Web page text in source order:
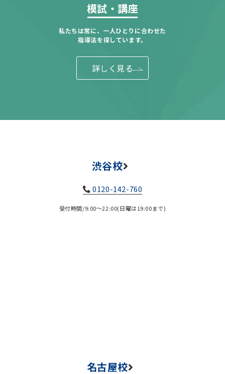
模試・講座
私たちは常に、一人ひとりに合わせた
指導法を探しています。
詳しく見る
渋谷校
0120-142-760
受付時間/9:00～22:00(日曜は19:00まで)
名古屋校